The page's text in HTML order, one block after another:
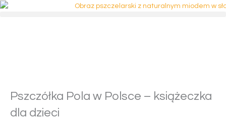
Przejdź
Pszczółka Pola w Polsce – książeczka
dla dzieci